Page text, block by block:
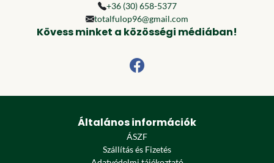
+36 (30) 658-5377
totalfulop96@gmail.com
Kövess minket a közösségi médiában!
Általános információk
ÁSZF
Szállítás és Fizetés